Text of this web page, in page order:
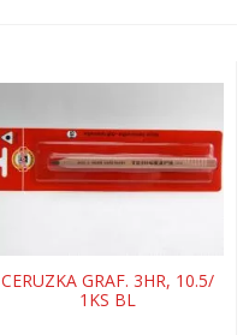
CERUZKA GRAF. 3HR, 10.5/
1KS BL